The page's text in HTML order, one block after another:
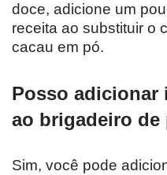
doce, adicione um
receita ao substituir o
cacau em pó.
Posso adicionar
ao brigadeiro de
Sim, você pode